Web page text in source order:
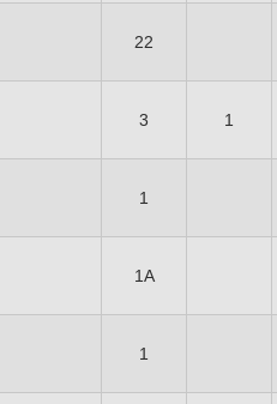
22
3 1
1
1А
1